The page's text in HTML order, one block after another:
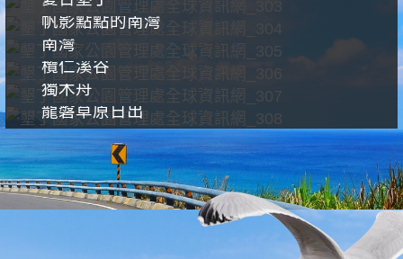
帆影點點的南灣
南灣
欖仁溪谷
獨木舟
龍磐草原日出